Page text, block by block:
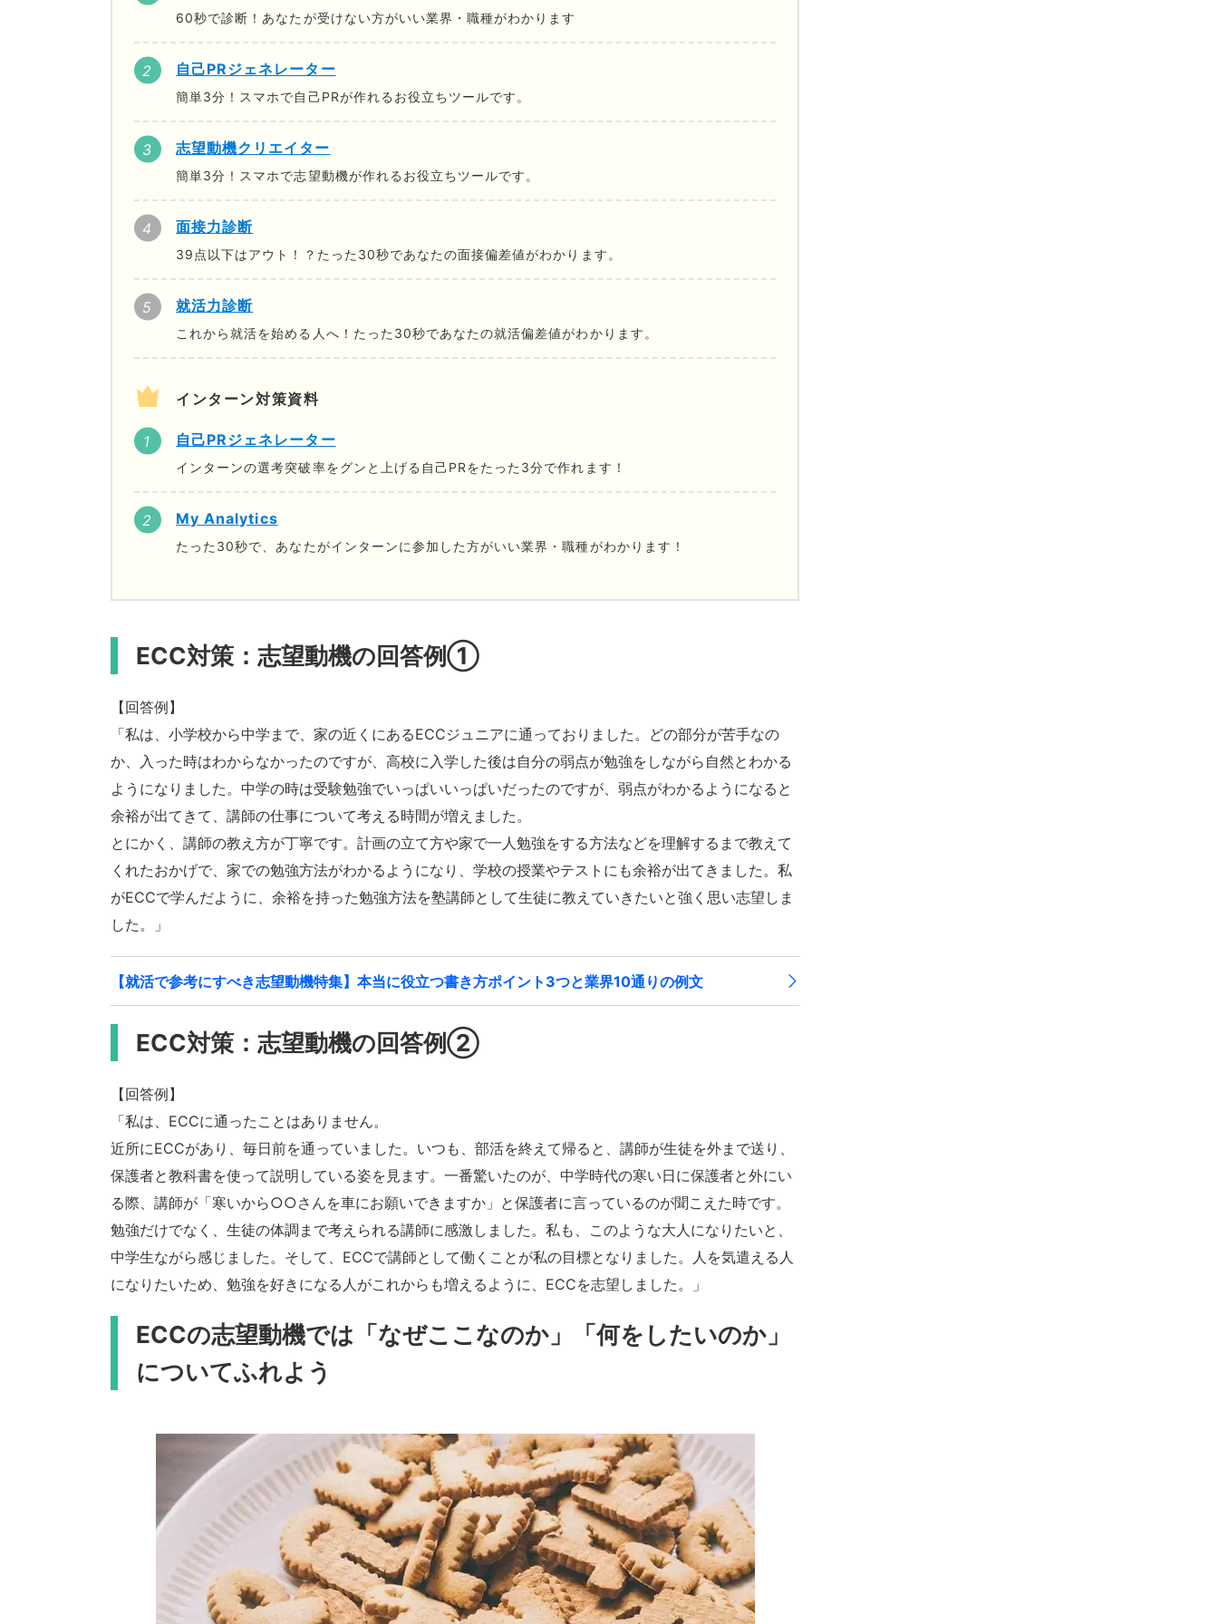
60秒で診断！あなたが受けない方がいい業界・職種がわかります
自己PRジェネレーター
簡単3分！スマホで自己PRが作れるお役立ちツールです。
志望動機クリエイター
簡単3分！スマホで志望動機が作れるお役立ちツールです。
面接力診断
39点以下はアウト！？たった30秒であなたの面接偏差値がわかります。
就活力診断
これから就活を始める人へ！たった30秒であなたの就活偏差値がわかります。
インターン対策資料
自己PRジェネレーター
インターンの選考突破率をグンと上げる自己PRをたった3分で作れます！
My Analytics
たった30秒で、あなたがインターンに参加した方がいい業界・職種がわかります！
ECC対策：志望動機の回答例①
【回答例】
「私は、小学校から中学まで、家の近くにあるECCジュニアに通っておりました。どの部分が苦手なの
か、入った時はわからなかったのですが、高校に入学した後は自分の弱点が勉強をしながら自然とわかる
ようになりました。中学の時は受験勉強でいっぱいいっぱいだったのですが、弱点がわかるようになると
余裕が出てきて、講師の仕事について考える時間が増えました。
とにかく、講師の教え方が丁寧です。計画の立て方や家で一人勉強をする方法などを理解するまで教えて
くれたおかげで、家での勉強方法がわかるようになり、学校の授業やテストにも余裕が出てきました。私
がECCで学んだように、余裕を持った勉強方法を塾講師として生徒に教えていきたいと強く思い志望しま
した。」
【就活で参考にすべき志望動機特集】本当に役立つ書き方ポイント3つと業界10通りの例文
ECC対策：志望動機の回答例②
【回答例】
「私は、ECCに通ったことはありません。
近所にECCがあり、毎日前を通っていました。いつも、部活を終えて帰ると、講師が生徒を外まで送り、
保護者と教科書を使って説明している姿を見ます。一番驚いたのが、中学時代の寒い日に保護者と外にい
る際、講師が「寒いから○○さんを車にお願いできますか」と保護者に言っているのが聞こえた時です。
勉強だけでなく、生徒の体調まで考えられる講師に感激しました。私も、このような大人になりたいと、
中学生ながら感じました。そして、ECCで講師として働くことが私の目標となりました。人を気遣える人
になりたいため、勉強を好きになる人がこれからも増えるように、ECCを志望しました。」
ECCの志望動機では「なぜここなのか」「何をしたいのか」
についてふれよう